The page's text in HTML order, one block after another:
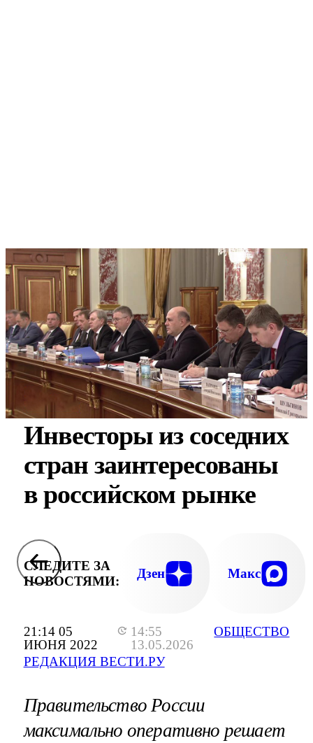
21:14 05
ИЮНЯ 2022
14:55
13.05.2026
РЕДАКЦИЯ ВЕСТИ.РУ
ОБЩЕСТВО
Инвесторы из соседних
стран заинтересованы
в российском рынке
СЛЕДИТЕ ЗА
НОВОСТЯМИ:
Дзен Макс
Правительство России
максимально оперативно решает